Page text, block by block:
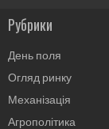
Рубрики
День поля
Огляд ринку
Механізація
Агрополітика